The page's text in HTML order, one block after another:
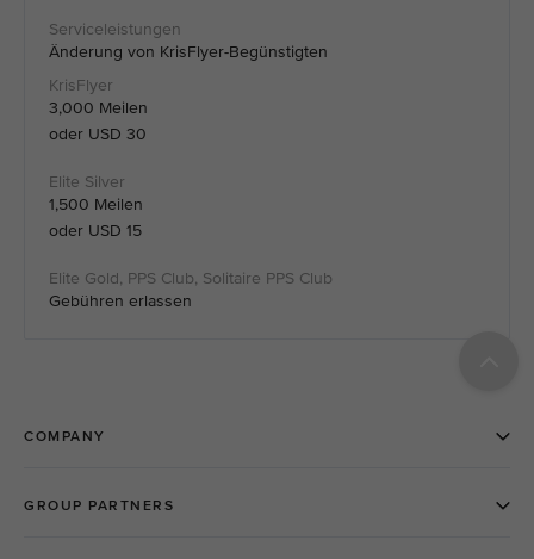
Änderung von KrisFlyer-Begünstigten
3,000 Meilen
oder USD 30
1,500 Meilen
oder USD 15
Gebühren erlassen